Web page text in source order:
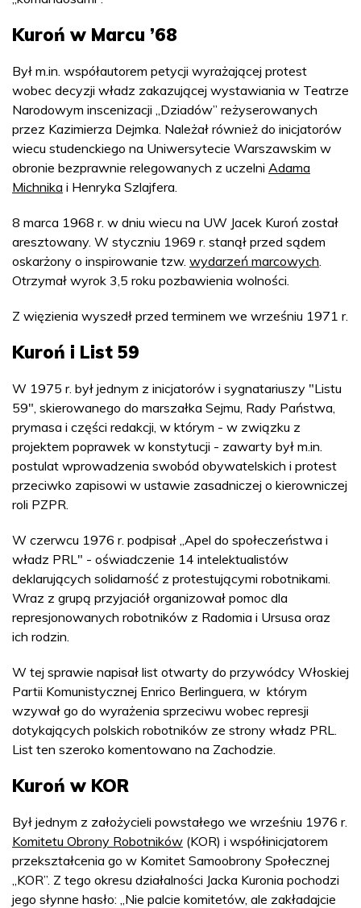
Kuroń w Marcu ’68
Był m.in. współautorem petycji wyrażającej protest
wobec decyzji władz zakazującej wystawiania w Teatrze
Narodowym inscenizacji „Dziadów” reżyserowanych
przez Kazimierza Dejmka. Należał również do inicjatorów
wiecu studenckiego na Uniwersytecie Warszawskim w
obronie bezprawnie relegowanych z uczelni Adama
Michnika i Henryka Szlajfera.
8 marca 1968 r. w dniu wiecu na UW Jacek Kuroń został
aresztowany. W styczniu 1969 r. stanął przed sądem
oskarżony o inspirowanie tzw. wydarzeń marcowych
Otrzymał wyrok 3,5 roku pozbawienia wolności.
Z więzienia wyszedł przed terminem we wrześniu 1971 r.
Kuroń i List 59
W 1975 r. był jednym z inicjatorów i sygnatariuszy "Listu
59", skierowanego do marszałka Sejmu, Rady Państwa,
prymasa i części redakcji, w którym - w związku z
projektem poprawek w konstytucji - zawarty był m.in.
postulat wprowadzenia swobód obywatelskich i protest
przeciwko zapisowi w ustawie zasadniczej o kierowniczej
roli PZPR.
W czerwcu 1976 r. podpisał „Apel do społeczeństwa i
władz PRL" - oświadczenie 14 intelektualistów
deklarujących solidarność z protestującymi robotnikami.
Wraz z grupą przyjaciół organizował pomoc dla
represjonowanych robotników z Radomia i Ursusa oraz
ich rodzin.
W tej sprawie napisał list otwarty do przywódcy Włoskiej
Partii Komunistycznej Enrico Berlinguera, w którym
wzywał go do wyrażenia sprzeciwu wobec represji
dotykających polskich robotników ze strony władz PRL.
List ten szeroko komentowano na Zachodzie.
Kuroń w KOR
Był jednym z założycieli powstałego we wrześniu 1976 r.
Komitetu Obrony Robotników (KOR) i współinicjatorem
przekształcenia go w Komitet Samoobrony Społecznej
„KOR”. Z tego okresu działalności Jacka Kuronia pochodzi
jego słynne hasło: „Nie palcie komitetów, ale zakładajcie